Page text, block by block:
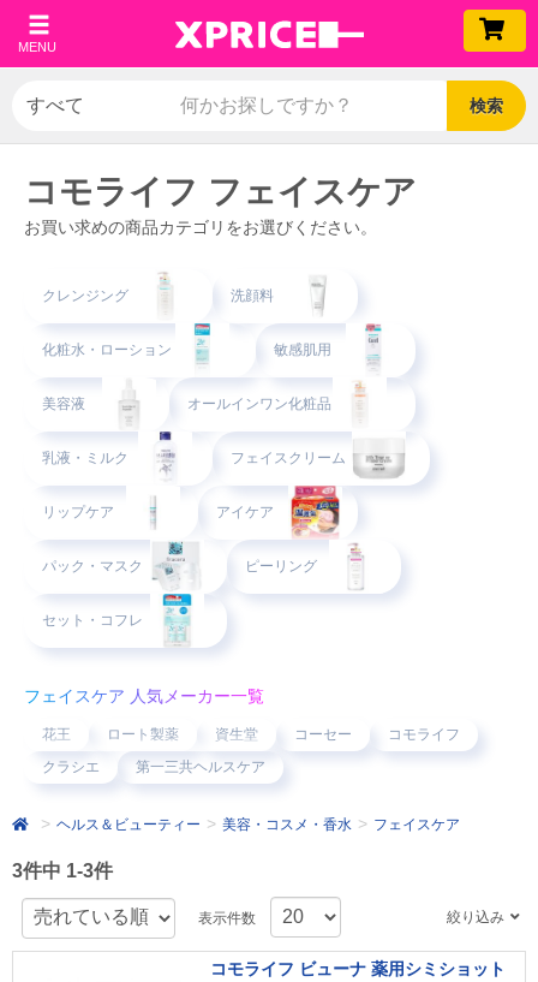
MENU
検索
コモライフ フェイスケア
お買い求めの商品カテゴリをお選びください。
クレンジング 洗顔料
化粧水・ローション 敏感肌用
美容液 オールインワン化粧品
乳液・ミルク フェイスクリーム
リップケア アイケア
パック・マスク ピーリング
セット・コフレ
フェイスケア 人気メーカー一覧
花王 ロート製薬 資生堂 コーセー
コモライフ
クラシエ
第一三共ヘルスケア
ヘルス＆ビューティー 美容・コスメ・香水 フェイスケア
3件中 1-3件
表示件数 絞り込み
コモライフ ビューナ 薬用シミショット